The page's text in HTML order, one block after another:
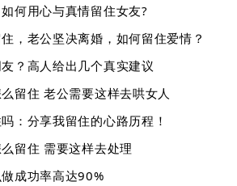
何用心与真情留住女友?
，老公坚决离婚，如何留住爱情？
？高人给出几个真实建议
留住 老公需要这样去哄女人
：分享我留住的心路历程！
留住 需要这样去处理
成功率高达90%